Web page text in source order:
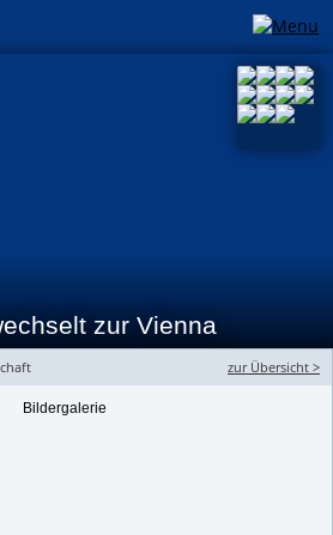
zur Vienna
zur Übersicht >
Bildergalerie